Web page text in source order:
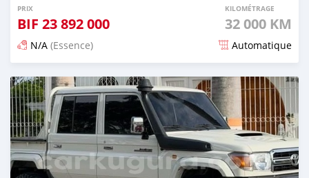
PRIX
BIF 23 892 000
KILOMÉTRAGE
32 000 KM
N/A (Essence) Automatique
Publié il y a 12 jours